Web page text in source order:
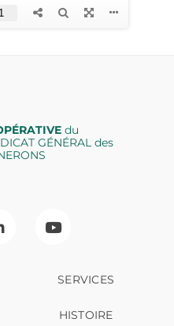
du
GÉNÉRAL des
SERVICES
HISTOIRE